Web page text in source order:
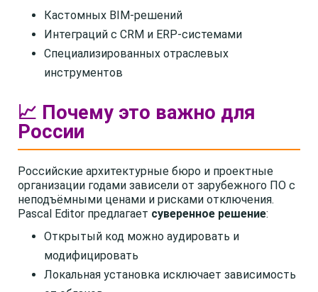
Кастомных BIM-решений
Интеграций с CRM и ERP-системами
Специализированных отраслевых
инструментов
📈 Почему это важно для
России
Российские архитектурные бюро и проектные
организации годами зависели от зарубежного ПО с
неподъёмными ценами и рисками отключения.
Pascal Editor предлагает суверенное решение:
Открытый код можно аудировать и
модифицировать
Локальная установка исключает зависимость